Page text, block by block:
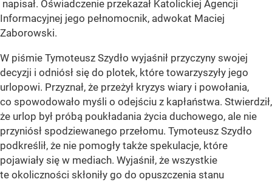
napisał. Oświadczenie przekazał Katolickiej Agencji
Informacyjnej jego pełnomocnik, adwokat Maciej
Zaborowski.
W piśmie Tymoteusz Szydło wyjaśnił przyczyny swojej
decyzji i odniósł się do plotek, które towarzyszyły jego
urlopowi. Przyznał, że przeżył kryzys wiary i powołania,
co spowodowało myśli o odejściu z kapłaństwa. Stwierdził,
że urlop był próbą poukładania życia duchowego, ale nie
przyniósł spodziewanego przełomu. Tymoteusz Szydło
podkreślił, że nie pomogły także spekulacje, które
pojawiały się w mediach. Wyjaśnił, że wszystkie
te okoliczności skłoniły go do opuszczenia stanu